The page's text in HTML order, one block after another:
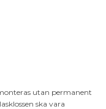
utan permanent
ska vara